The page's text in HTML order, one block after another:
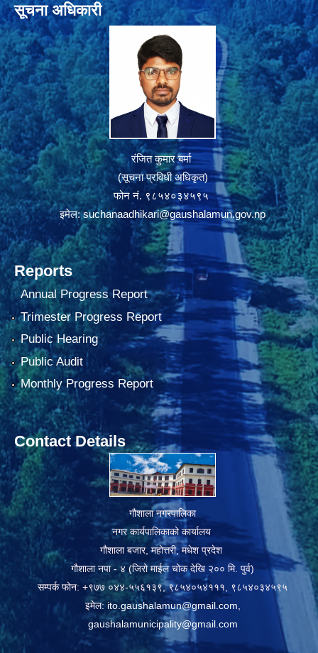
सूचना अधिकारी
रंजित कुमार बर्मा
(सूचना प्रविधी अधिकृत)
फोन नं. ९८५४०३४५९५
इमेल:suchanaadhikari@gaushalamun.gov.np
Reports
Annual Progress Report
Trimester Progress Report
Public Hearing
Public Audit
Monthly Progress Report
Contact Details
गौशाला नगरपालिका
नगर कार्यपालिकाको कार्यालय
गौशाला बजार, महोत्तरी, मधेश प्रदेश
गौशाला नपा - ४ (जिरो माईल चोक देखि २०० मि. पुर्व)
सम्पर्क फोन: +९७७ ०४४-५५६१३९, ९८५४०५४१११, ९८५४०३४५९५
इमेल: ito.gaushalamun@gmail.com
gaushalamunicipality@gmail.com